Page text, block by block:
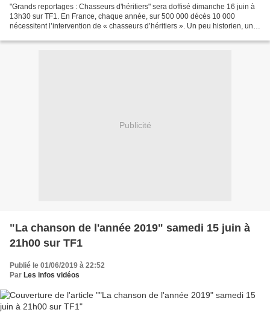
"Grands reportages : Chasseurs d'héritiers" sera doffisé dimanche 16 juin à
13h30 sur TF1. En France, chaque année, sur 500 000 décès 10 000
nécessitent l’intervention de « chasseurs d’héritiers ». Un peu historien, un
Publicité
"La chanson de l'année 2019" samedi 15 juin à
21h00 sur TF1
Publié le 01/06/2019 à 22:52
Par Les infos vidéos